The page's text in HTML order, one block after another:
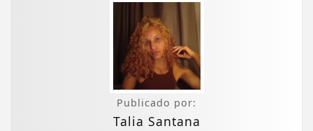
Publicado por:
Talia Santana